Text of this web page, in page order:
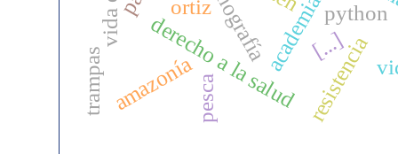
[...]
academia
ortiz
derecho a la saludresistencia
amazonía pesca
trampas
python